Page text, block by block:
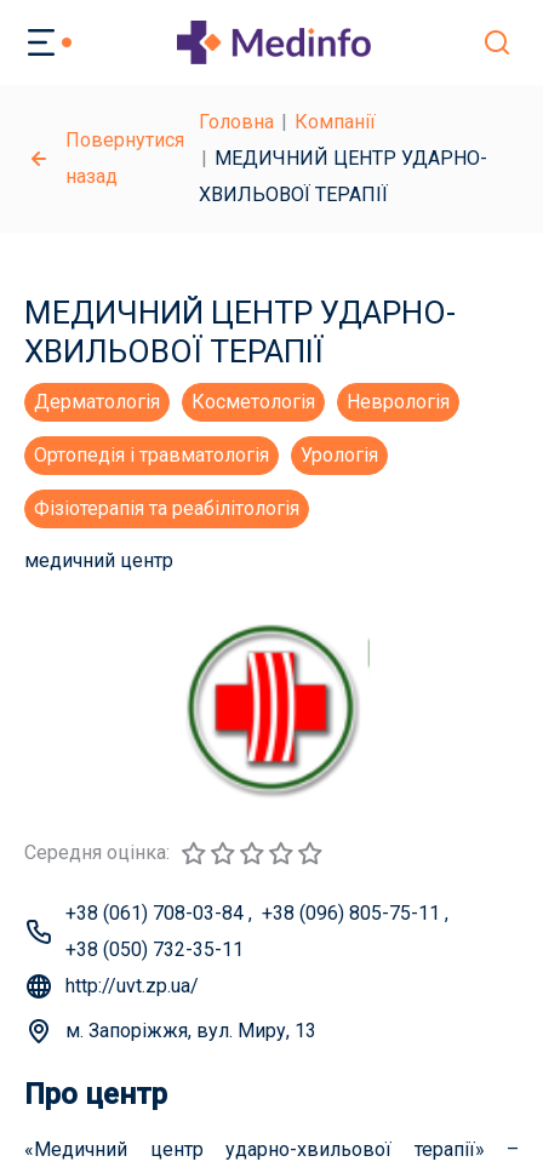
Повернутися
назад
Головна
Компанії
МЕДИЧНИЙ ЦЕНТР УДАРНО-
ХВИЛЬОВОЇ ТЕРАПІЇ
МЕДИЧНИЙ ЦЕНТР УДАРНО-
ХВИЛЬОВОЇ ТЕРАПІЇ
Дерматологія Косметологія Неврологія
Ортопедія і травматологія Урологія
Фізіотерапія та реабілітологія
медичний центр
Середня оцінка:
+38 (061) 708-03-84 , +38 (096) 805-75-11 ,
+38 (050) 732-35-11
http://uvt.zp.ua/
м. Запоріжжя, вул. Миру, 13
Про центр
«Медичний центр ударно-хвильової терапії» –